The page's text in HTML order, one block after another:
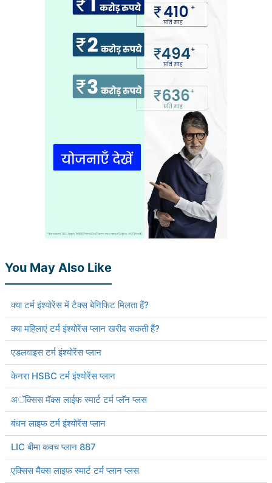
You May Also Like
क्या टर्म इंश्योरेंस में टैक्स बेनिफिट मिलता हैं?
क्या महिलाएं टर्म इंश्योरेंस प्लान खरीद सकती हैं?
एडलवाइस टर्म इंश्योरेंस प्लान
केनरा HSBC टर्म इंश्योरेंस प्लान
अॅक्सिस मॅक्स लाईफ स्मार्ट टर्म प्लॅन प्लस
बंधन लाइफ टर्म इंश्योरेंस प्लान
LIC बीमा कवच प्लान 887
एक्सिस मैक्स लाइफ स्मार्ट टर्म प्लान प्लस
₹ 434/माह* ₹ 630/माह
44 वर्ष
₹ 1,376/माह
आपके परिवार की सुरक्षा बस एक कदम दूर है
सही प्लान चुनें
कीमत है — एक गैर-धूम्रपान करने वाले व्यक्ति के लिए, जिसे कोई पूर्व-मौजूदा बीमारी नहीं है, 46 वर्ष की आयु तक कवर।
*₹1,376 प्रति माह, 1 करोड़ के टर्म लाइफ इंश्योरेंस की शुरुआती कीमत है — एक गैर-धूम्रपान करने वाले व्यक्ति के लिए, जिसे